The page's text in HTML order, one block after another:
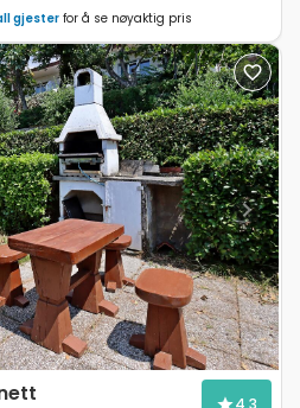
gjester for å se nøyaktig pris
Next
4,3